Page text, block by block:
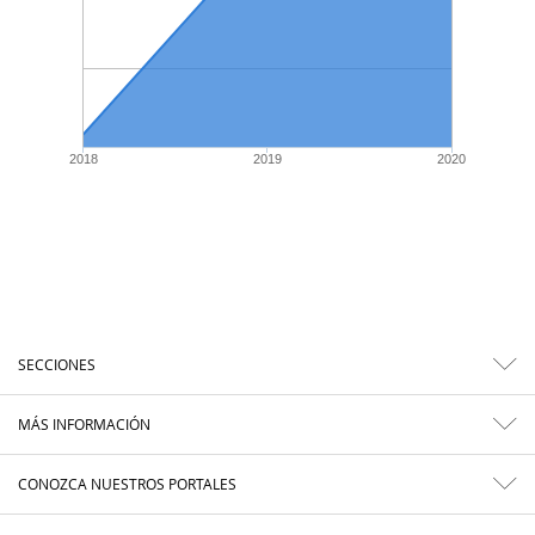
2018 2019 2020
SECCIONES
MÁS INFORMACIÓN
CONOZCA NUESTROS PORTALES